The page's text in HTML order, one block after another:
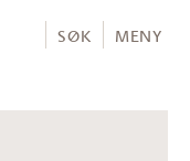
SØK MENY